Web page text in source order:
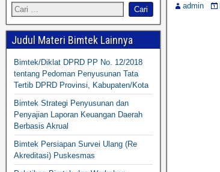
admin
Judul Materi Bimtek Lainnya
Bimtek/Diklat DPRD PP No. 12/2018
tentang Pedoman Penyusunan Tata
Tertib DPRD Provinsi, Kabupaten/Kota
Bimtek Strategi Penyusunan dan
Penyajian Laporan Keuangan Daerah
Berbasis Akrual
Bimtek Persiapan Survei Ulang (Re
Akreditasi) Puskesmas